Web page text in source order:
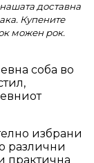
доставна
Купените
можен рок.
соба во
избрани
различни
практична